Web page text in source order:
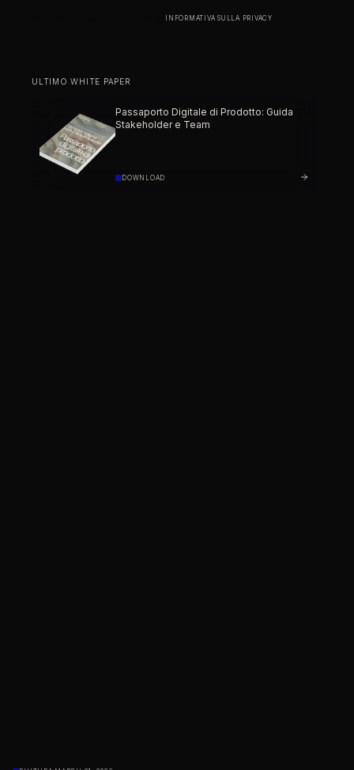
INFORMATIVA SULLA PRIVACY
ULTIMO WHITE PAPER
Passaporto Digitale di Prodotto: Guida
Stakeholder e Team
DOWNLOAD